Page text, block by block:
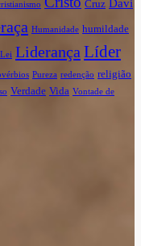
Cruz Davi
Humanidade humildade
Lei Liderança Líder
Pureza redenção religião
Verdade Vida Vontade de